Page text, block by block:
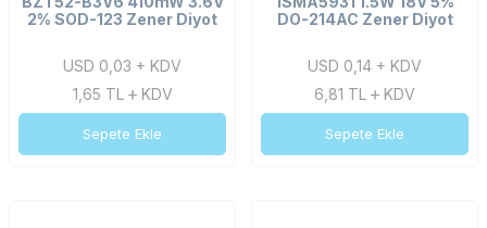
2% SOD-123 Zener Diyot
USD 0,03 + KDV
1,65 TL KDV
Sepete Ekle
DO-214AC Zener Diyot
USD 0,14 + KDV
6,81 TL KDV
Sepete Ekle